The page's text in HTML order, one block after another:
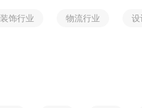
装饰行业 物流行业 设